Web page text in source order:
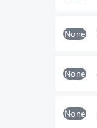
None
None
None